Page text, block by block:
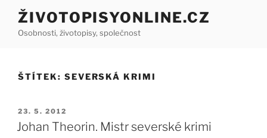
Přejít
obsahu
ŽIVOTOPISYONLINE.CZ
Osobnosti, životopisy, společnost
ŠTÍTEK: SEVERSKÁ KRIMI
PUBLIKOVÁNO
23. 5. 2012
Johan Theorin. Mistr severské krimi